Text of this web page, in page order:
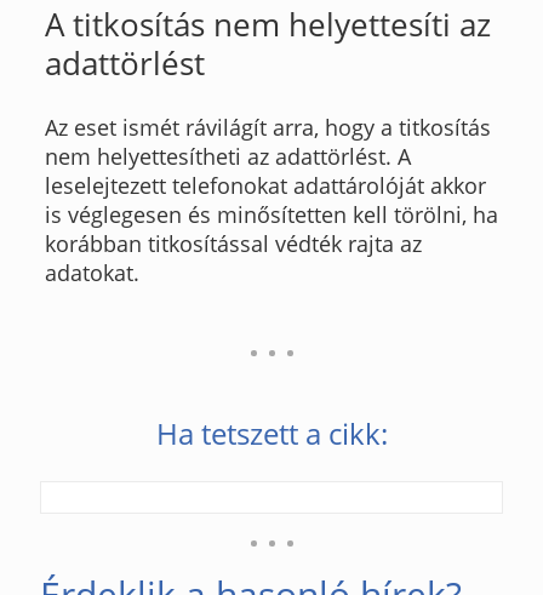
A titkosítás nem helyettesíti az
adattörlést
Az eset ismét rávilágít arra, hogy a titkosítás
nem helyettesítheti az adattörlést. A
leselejtezett telefonokat adattárolóját akkor
is véglegesen és minősítetten kell törölni, ha
korábban titkosítással védték rajta az
adatokat.
Ha tetszett a cikk: